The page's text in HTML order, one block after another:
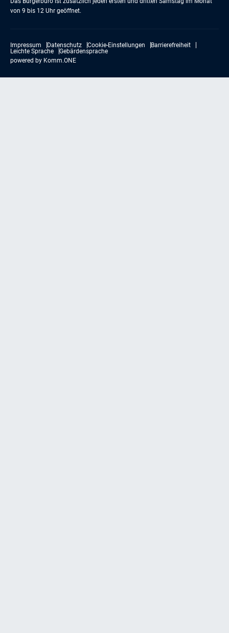
von 9 bis 12 Uhr geöffnet.
Impressum Datenschutz Cookie-Einstellungen
Barrierefreiheit
Leichte Sprache
Gebärdensprache
powered by Komm.ONE